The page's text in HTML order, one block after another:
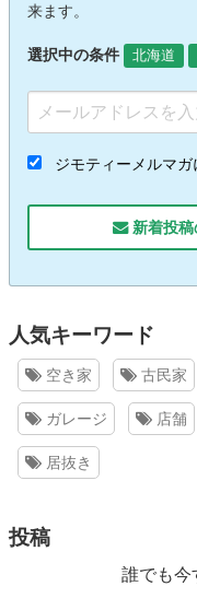
来ます。
選択中の条件 北海道
ジモティーメルマ
新着投稿
人気キーワード
空き家 古民家
ガレージ 店舗
居抜き
投稿
誰でも今